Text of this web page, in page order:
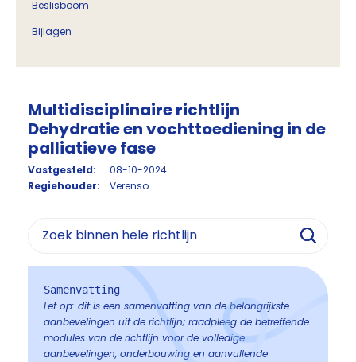
Beslisboom
Bijlagen
Multidisciplinaire richtlijn
Dehydratie en vochttoediening in de
palliatieve fase
Vastgesteld:
08-10-2024
Regiehouder:
Verenso
Samenvatting
Let op: dit is een samenvatting van de belangrijkste
aanbevelingen uit de richtlijn; raadpleeg de betreffende
modules van de richtlijn voor de volledige
aanbevelingen, onderbouwing en aanvullende